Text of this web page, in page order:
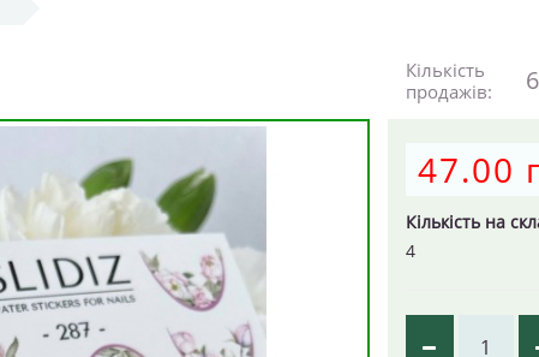
Кількість
продажів:
47.00
Кількість на
4